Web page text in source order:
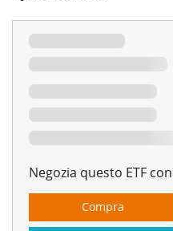
Negozia questo ETF
Compra